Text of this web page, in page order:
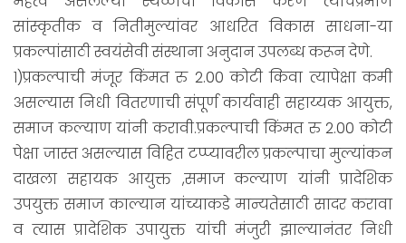
सांस्कृतीक व नितीमुल्यांवर आधरित विकास साधना-या
प्रकल्पांसाठी स्वयंसेवी संस्थाना अनुदान उपलब्ध करून देणे.
१)प्रकल्पाची मंजूर किंमत रु 2.00 कोटी किवा त्यापेक्षा कमी
असल्यास निधी वितरणाची संपूर्ण कार्यवाही सहाय्यक आयुक्त,
समाज कल्याण यांनी करावी.प्रकल्पाची किंमत रु 2.00 कोटी
पेक्षा जास्त असल्यास विहित टप्प्यावरील प्रकल्पाचा मुल्यांकन
दाखला सहायक आयुक्त ,समाज कल्याण यांनी प्रादेशिक
उपयुक्त समाज काल्यान यांच्याकडे मान्यतेसाठी सादर करावा
व त्यास प्रादेशिक उपायुक्त यांची मंजुरी झाल्यानंतर निधी